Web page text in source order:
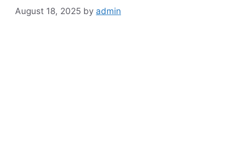
August 18, 2025 by admin